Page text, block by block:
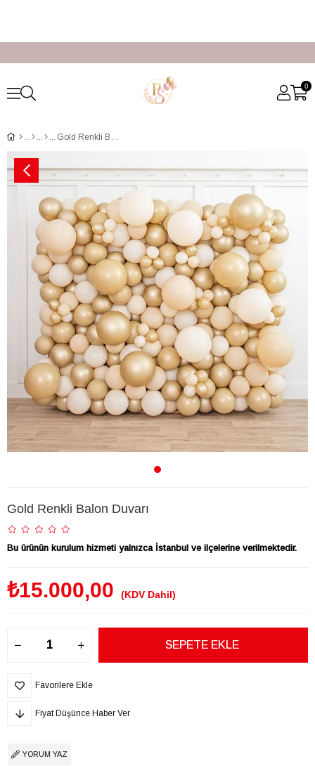
0
Gold Renkli Balon Duvarı
Gold Renkli Balon Duvarı
Bu ürünün kurulum hizmeti yalnızca İstanbul ve ilçelerine verilmektedir.
₺15.000,00 (KDV Dahil)
Favorilere Ekle
Fiyat Düşünce Haber Ver
YORUM YAZ